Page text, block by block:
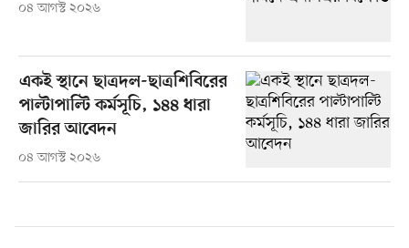
০৪ আগস্ট ২০২৬
একই স্থানে ছাত্রদল-ছাত্রশিবিরের
পাল্টাপাল্টি কর্মসূচি, ১৪৪ ধারা
জারির আবেদন
০৪ আগস্ট ২০২৬